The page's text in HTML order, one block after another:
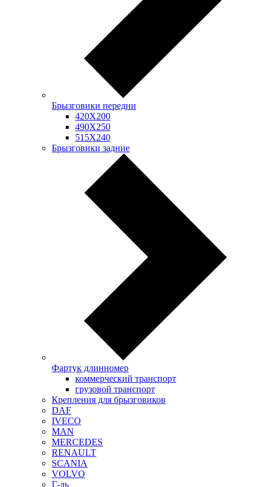
Брызговики передни
420Х200
490Х250
515Х240
Брызговики задние
Фартук длинномер
коммерческий транспорт
грузовой транспорт
Крепления для брызговиков
DAF
IVECO
MAN
MERCEDES
RENAULT
SCANIA
VOLVO
Г-ль